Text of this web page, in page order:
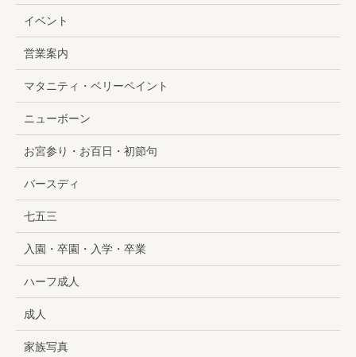
イベント
営業案内
マタニティ・ベリーペイント
ニューボーン
お宮参り・お百日・初節句
バースディ
七五三
入園・卒園・入学・卒業
ハーフ成人
成人
家族写真